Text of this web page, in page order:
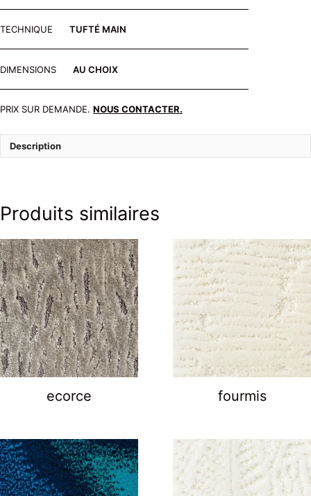
TECHNIQUE TUFTÉ MAIN
DIMENSIONS AU CHOIX
PRIX SUR DEMANDE. NOUS CONTACTER.
Description
Produits similaires
ecorce fourmis